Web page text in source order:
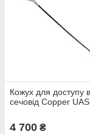
Кожух для доступу в
сечовід Copper
4 700 ₴